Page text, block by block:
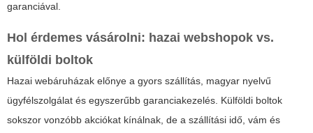
garanciával.
Hol érdemes vásárolni: hazai webshopok vs.
külföldi boltok
Hazai webáruházak előnye a gyors szállítás, magyar nyelvű
ügyfélszolgálat és egyszerűbb garanciakezelés. Külföldi boltok
sokszor vonzóbb akciókat kínálnak, de a szállítási idő, vám és